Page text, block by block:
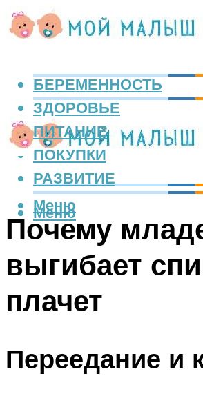
БЕРЕМЕННОСТЬ
ЗДОРОВЬЕ
ПИТАНИЕ
ПОКУПКИ
РАЗВИТИЕ
Меню
Меню
Почему
выгибает
плачет
Переедание и